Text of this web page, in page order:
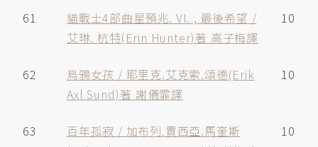
61
貓戰士4部曲星預兆. VI. , 最後希望 /
艾琳. 杭特(Erin Hunter)著 高子梅譯
10
62
烏鴉女孩 / 耶里克.艾克索.頌德(Erik
Axl Sund)著 謝儀霏譯
10
63
百年孤寂 / 加布列.賈西亞.馬奎斯
10